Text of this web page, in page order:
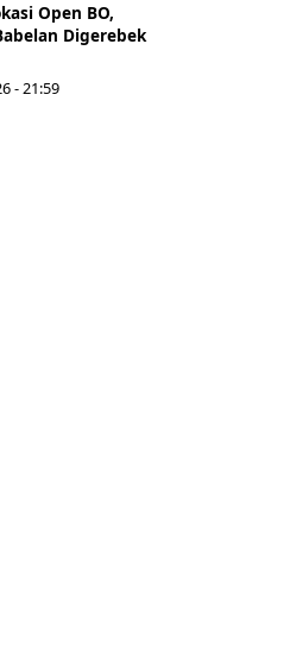
Open BO,
Digerebek
- 21:59